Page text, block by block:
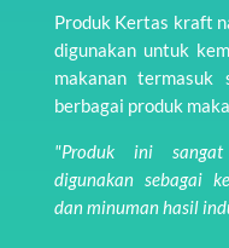
Produk Kertas kraft
digunakan untuk
makanan termasuk
berbagai produk
"Produk ini
digunakan sebagai
dan minuman hasil